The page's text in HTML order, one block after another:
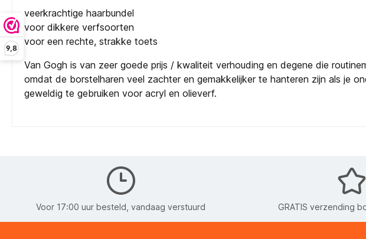
9,8
veerkrachtige haarbundel
voor dikkere verfsoorten
voor een rechte, strakke toets
Van Gogh is van zeer goede prijs / kwaliteit verhouding en degene die
omdat de borstelharen veel zachter en gemakkelijker te hanteren zijn als je
geweldig te gebruiken voor acryl en olieverf.
Voor 17:00 uur besteld, vandaag verstuurd GRATIS verzending